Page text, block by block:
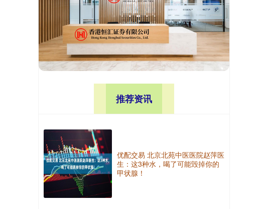
推荐资讯
优配交易 北京北苑中医医院赵萍医
生：这3种水，喝了可能毁掉你的
甲状腺！